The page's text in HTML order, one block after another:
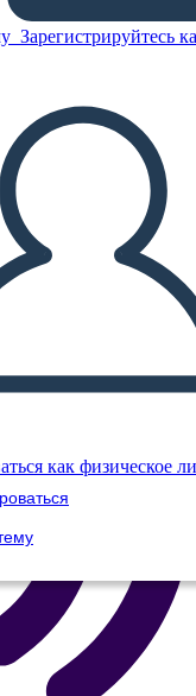
Зарегистрируйтесь
как физическое
ШОУ
МНЕ